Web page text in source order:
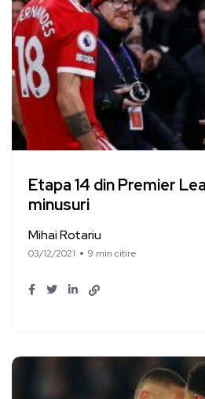
Etapa 14 din Premier
minusuri
Mihai Rotariu
03/12/2021 9 min citire